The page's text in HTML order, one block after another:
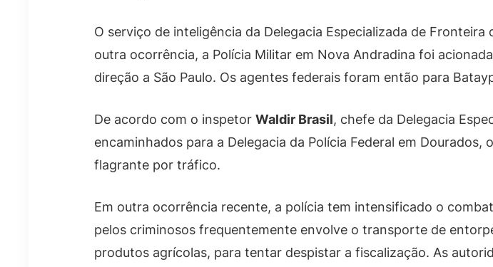
O serviço de inteligência da Delegacia Especializada de
outra ocorrência, a Polícia Militar em Nova Andradina foi
direção a São Paulo. Os agentes federais foram então para
De acordo com o inspetor Waldir Brasil, chefe da Delegacia
encaminhados para a Delegacia da Polícia Federal em
flagrante por tráfico.
Em outra ocorrência recente, a polícia tem intensificado o
pelos criminosos frequentemente envolve o transporte de
produtos agrícolas, para tentar despistar a fiscalização. As